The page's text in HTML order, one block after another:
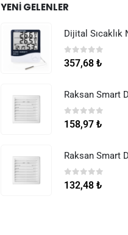
YENI GELENLER
05 üzerinden
357,68 ₺
0 5 üzerinden
158,97 ₺
0 5 üzerinden
132,48 ₺